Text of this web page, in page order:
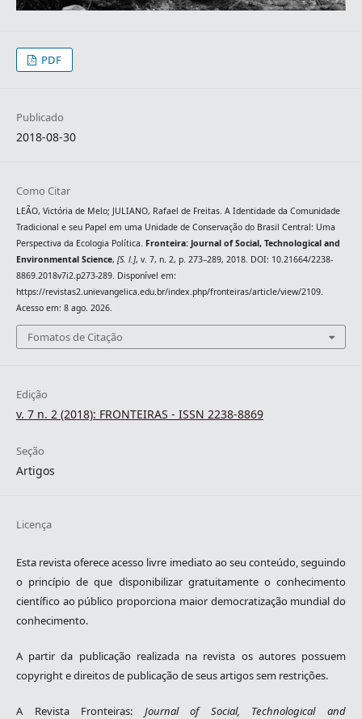
PDF
Publicado
2018-08-30
Como Citar
LEÃO, Victória de Melo; JULIANO, Rafael de Freitas. A Identidade da Comunidade
Tradicional e seu Papel em uma Unidade de Conservação do Brasil Central: Uma
Perspectiva da Ecologia Política. Fronteira: Journal of Social, Technological and
Environmental Science, [S. l.], v. 7, n. 2, p. 273–289, 2018. DOI: 10.21664/2238-
8869.2018v7i2.p273-289. Disponível em:
https://revistas2.unievangelica.edu.br/index.php/fronteiras/article/view/2109.
Acesso em: 8 ago. 2026.
Fomatos de Citação
Edição
v. 7 n. 2 (2018): FRONTEIRAS - ISSN 2238-8869
Seção
Artigos
Licença
Esta revista oferece acesso livre imediato ao seu conteúdo, seguindo
o princípio de que disponibilizar gratuitamente o conhecimento
científico ao público proporciona maior democratização mundial do
conhecimento.
A partir da publicação realizada na revista os autores possuem
copyright e direitos de publicação de seus artigos sem restrições.
A Revista Fronteiras: Journal of Social, Technological and